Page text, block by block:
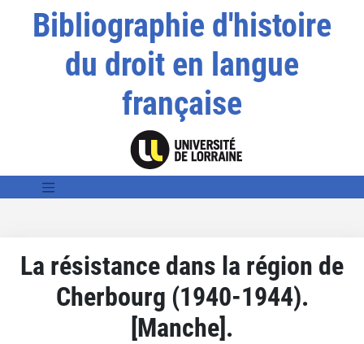
Bibliographie d'histoire
du droit en langue
française
La résistance dans la région de
Cherbourg (1940-1944).
[Manche].